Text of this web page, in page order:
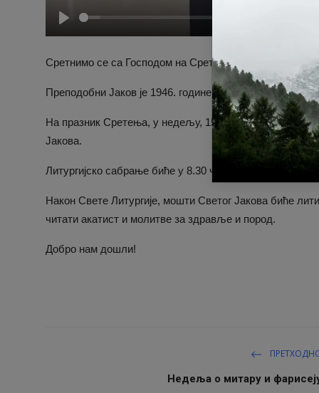
a
Сретнимо се са Господом на Сретење око Св. Јакова
Преподобни Јаков је 1946. године, на самрти у селу
На празник Сретења, у недељу, 15. фебруара, ове
Јакова.
Литургијско сабрање биће у 8.30 часова.
Након Свете Литургије, мошти Светог Јакова биће
читати акатист и молитве за здравље и пород.
Добро нам дошли!
Недеља о митару и